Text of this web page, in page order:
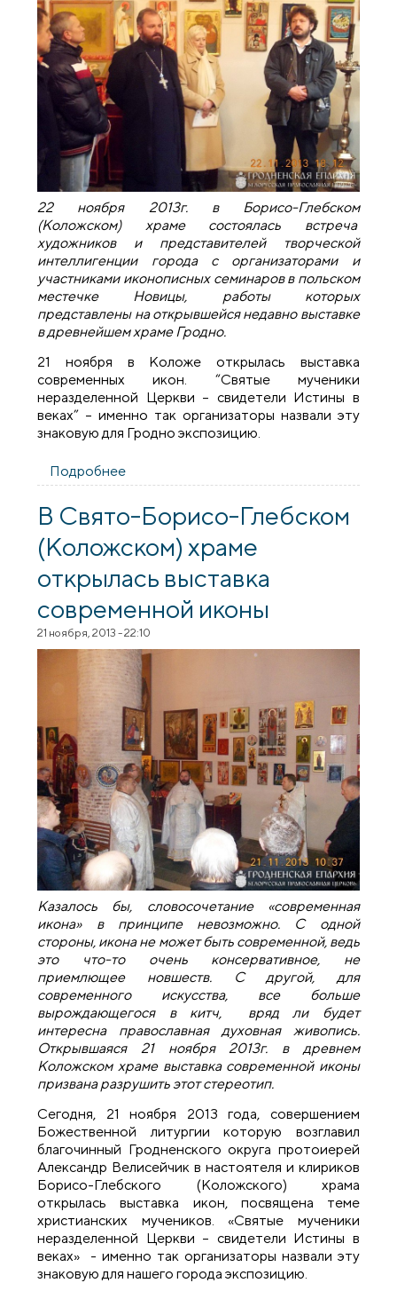
22 ноября 2013г. в Борисо-Глебском
(Коложском) храме состоялась встреча
художников и представителей творческой
интеллигенции города с организаторами и
участниками иконописных семинаров в польском
местечке Новицы, работы которых
представлены на открывшейся недавно выставке
в древнейшем храме Гродно.
21 ноября в Коложе открылась выставка
современных икон. “Святые мученики
неразделенной Церкви – свидетели Истины в
веках” – именно так организаторы назвали эту
знаковую для Гродно экспозицию.
Подробнее
храме художники Гродно встретились с
авторами выставляемых в храме
современных икон
В Свято-Борисо-Глебском
(Коложском) храме
открылась выставка
современной иконы
21 ноября, 2013 - 22:10
Казалось бы, словосочетание «современная
икона» в принципе невозможно. С одной
стороны, икона не может быть современной, ведь
это что-то очень консервативное, не
приемлющее новшеств. С другой, для
современного искусства, все больше
вырождающегося в китч, вряд ли будет
интересна православная духовная живопись.
Открывшаяся 21 ноября 2013г. в древнем
Коложском храме выставка современной иконы
призвана разрушить этот стереотип.
Сегодня, 21 ноября 2013 года, совершением
Божественной литургии которую возглавил
благочинный Гродненского округа протоиерей
Александр Велисейчик в настоятеля и клириков
Борисо-Глебского (Коложского) храма
открылась выставка икон, посвящена теме
христианских мучеников. «Святые мученики
неразделенной Церкви – свидетели Истины в
веках» - именно так организаторы назвали эту
знаковую для нашего города экспозицию.